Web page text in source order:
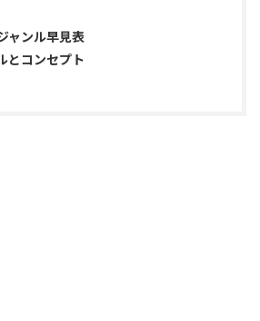
ャンル早見表
とコンセプト